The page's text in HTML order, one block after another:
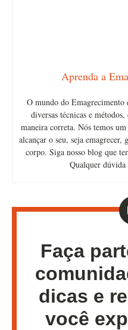
Aprenda a
O mundo do Emagrecimento
diversas técnicas e
maneira correta. Nós temos
alcançar o seu, seja emagrecer,
corpo. Siga nosso blog que
Qualquer dúvida
Faça
dicas e
você